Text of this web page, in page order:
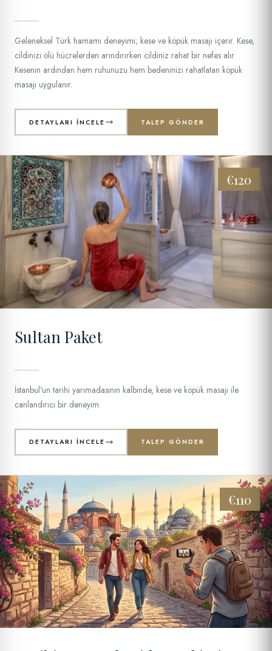
Geleneksel Türk hamamı deneyimi; kese ve köpük masajı içerir. Kese,
cildinizi ölü hücrelerden arındırırken cildiniz rahat bir nefes alır.
Kesenin ardından hem ruhunuzu hem bedeninizi rahatlatan köpük
masajı uygulanır.
DETAYLARI İNCELE TALEP GÖNDER
€120
10
Sultan Paket
İstanbul'un tarihi yarımadasının kalbinde, kese ve köpük masajı ile
canlandırıcı bir deneyim.
DETAYLARI İNCELE TALEP GÖNDER
€110
11